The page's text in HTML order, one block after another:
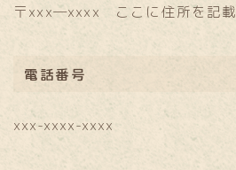
〒xxx―xxxx ここに住所を記載
電話番号
xxx-xxxx-xxxx